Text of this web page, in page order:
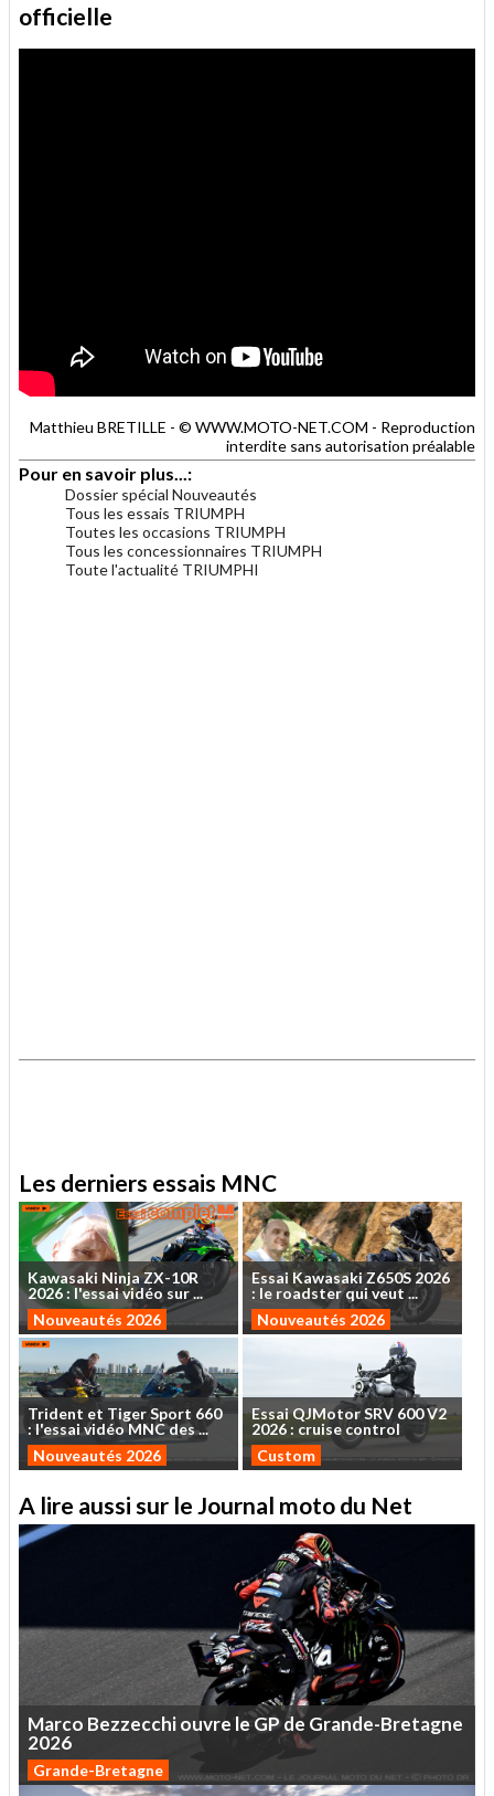
officielle
Matthieu BRETILLE - © WWW.MOTO-NET.COM - Reproduction
interdite sans autorisation préalable
Pour en savoir plus...:
Dossier spécial Nouveautés
Tous les essais TRIUMPH
Toutes les occasions TRIUMPH
Tous les concessionnaires TRIUMPH
Toute l'actualité TRIUMPHI
Les derniers essais MNC
Kawasaki NinjaZX-10R
2026: l'essaividéo sur...
Nouveautés 2026
Essai Kawasaki Z650S 2026
: le roadsterquiveut ...
Nouveautés 2026
Trident et TigerSport 660
: l'essaividéoMNCdes...
Nouveautés 2026
EssaiQJMotorSRV 600V2
2026 : cruise control
Custom
A lire aussi sur le Journal moto du Net
Marco Bezzecchiouvre leGPde Grande-Bretagne
2026
Grande-Bretagne